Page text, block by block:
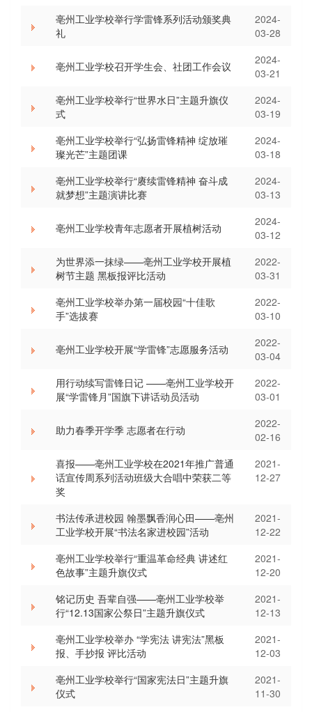
亳州工业学校举行学雷锋系列活动颁奖典
礼
2024-
03-28
亳州工业学校召开学生会、社团工作会议
2024-
03-21
亳州工业学校举行“世界水日”主题升旗仪
式
2024-
03-19
亳州工业学校举行“弘扬雷锋精神 绽放璀
璨光芒”主题团课
2024-
03-18
亳州工业学校举行“赓续雷锋精神 奋斗成
就梦想”主题演讲比赛
2024-
03-13
亳州工业学校青年志愿者开展植树活动
2024-
03-12
为世界添一抹绿——亳州工业学校开展植
树节主题 黑板报评比活动
2022-
03-31
亳州工业学校举办第一届校园“十佳歌
手”选拔赛
2022-
03-10
亳州工业学校开展“学雷锋”志愿服务活动
2022-
03-04
用行动续写雷锋日记 ——亳州工业学校开
展“学雷锋月”国旗下讲话动员活动
2022-
03-01
助力春季开学季 志愿者在行动
2022-
02-16
喜报——亳州工业学校在2021年推广普通
话宣传周系列活动班级大合唱中荣获二等
奖
2021-
12-27
书法传承进校园 翰墨飘香润心田——亳州
工业学校开展“书法名家进校园”活动
2021-
12-22
亳州工业学校举行“重温革命经典 讲述红
色故事”主题升旗仪式
2021-
12-20
铭记历史 吾辈自强——亳州工业学校举
行“12.13国家公祭日”主题升旗仪式
2021-
12-13
亳州工业学校举办 “学宪法 讲宪法”黑板
报、手抄报 评比活动
2021-
12-03
亳州工业学校举行“国家宪法日”主题升旗
仪式
2021-
11-30